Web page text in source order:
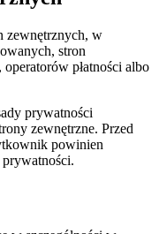
zewnętrznych, w
stron
płatności albo
prywatności
zewnętrzne. Przed
powinien